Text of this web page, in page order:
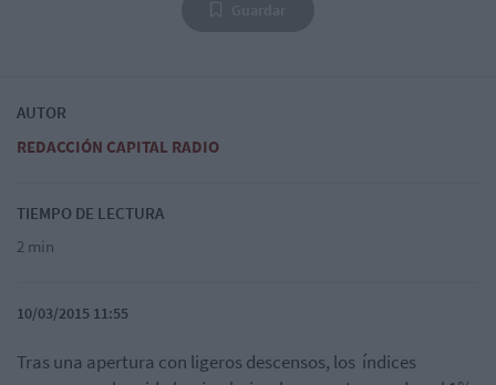
AUTOR
REDACCIÓN CAPITAL RADIO
TIEMPO DE LECTURA
2 min
10/03/2015 11:55
Tras una apertura con ligeros descensos, los índices